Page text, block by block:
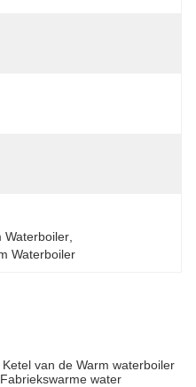
Waterboiler
Waterboiler
van de Warm waterboiler
water